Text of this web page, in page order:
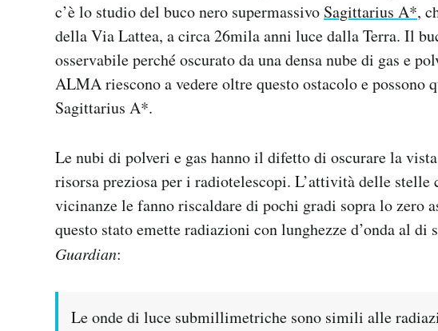
c’è lo studio del buco nero supermassivo Sagittarius A*,
della Via Lattea, a circa 26mila anni luce dalla Terra. Il
osservabile perché oscurato da una densa nube di gas e
ALMA riescono a vedere oltre questo ostacolo e possono
Sagittarius A*.
Le nubi di polveri e gas hanno il difetto di oscurare la
risorsa preziosa per i radiotelescopi. L’attività delle stelle
vicinanze le fanno riscaldare di pochi gradi sopra lo zero
questo stato emette radiazioni con lunghezze d’onda al
Guardian:
Le onde di luce submillimetriche sono simili alle